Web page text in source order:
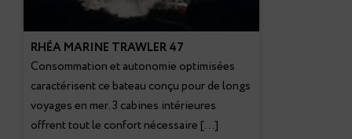
RHÉA MARINE TRAWLER 47
Consommation et autonomie optimisées
caractérisent ce bateau conçu pour de longs
voyages en mer. 3 cabines intérieures
offrent tout le confort nécessaire […]